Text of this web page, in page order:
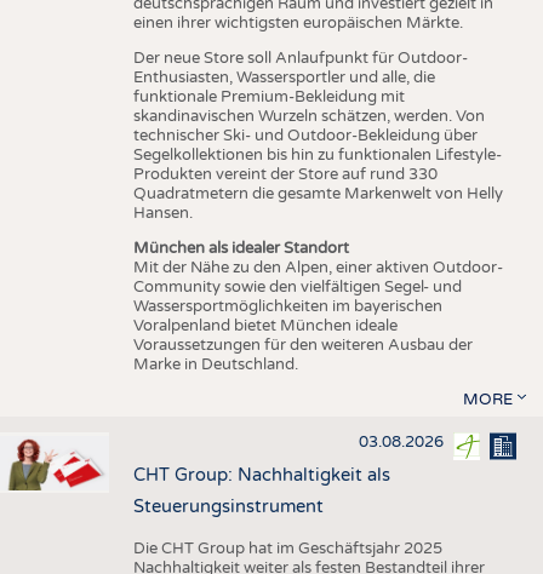
einen ihrer wichtigsten europäischen Märkte.
Der neue Store soll Anlaufpunkt für Outdoor-
Enthusiasten, Wassersportler und alle, die
funktionale Premium-Bekleidung mit
skandinavischen Wurzeln schätzen, werden. Von
technischer Ski- und Outdoor-Bekleidung über
Segelkollektionen bis hin zu funktionalen Lifestyle-
Produkten vereint der Store auf rund 330
Quadratmetern die gesamte Markenwelt von Helly
Hansen.
München als idealer Standort
Mit der Nähe zu den Alpen, einer aktiven Outdoor-
Community sowie den vielfältigen Segel- und
Wassersportmöglichkeiten im bayerischen
Voralpenland bietet München ideale
Voraussetzungen für den weiteren Ausbau der
Marke in Deutschland.
MORE
03.08.2026
CHT Group: Nachhaltigkeit als
Steuerungsinstrument
Die CHT Group hat im Geschäftsjahr 2025
Nachhaltigkeit weiter als festen Bestandteil ihrer